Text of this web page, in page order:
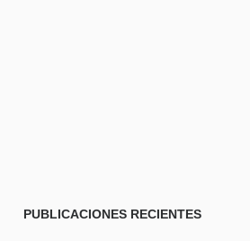
PUBLICACIONES RECIENTES